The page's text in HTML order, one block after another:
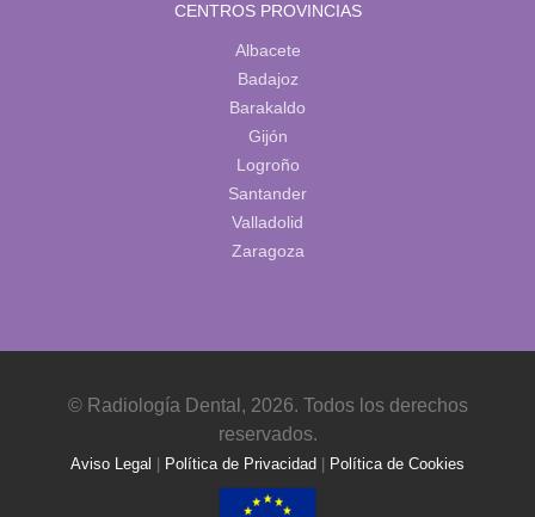
CENTROS PROVINCIAS
Albacete
Badajoz
Barakaldo
Gijón
Logroño
Santander
Valladolid
Zaragoza
© Radiología Dental, 2026. Todos los derechos
reservados.
Aviso Legal Política de Privacidad Política de Cookies